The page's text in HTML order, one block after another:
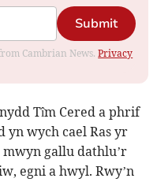
Submit
Cambrian News.Privacy
Tîm Cered a phrif
yn wych cael Ras yr
gallu dathlu’r
egni a hwyl. Rwy’n